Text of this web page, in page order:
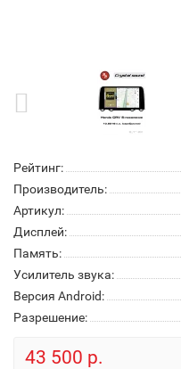
Рейтинг:
Производитель:
Артикул:
Дисплей:
Память:
Усилитель звука:
Версия Android:
Разрешение:
43 500 р.